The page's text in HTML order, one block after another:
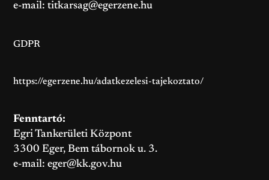
e-mail:titkarsag@egerzene.hu
GDPR
https://egerzene.hu/adatkezelesi-tajekoztato/
Fenntartó:
Egri Tankerületi Központ
3300 Eger, Bem tábornok u. 3.
e-mail:eger@kk.gov.hu